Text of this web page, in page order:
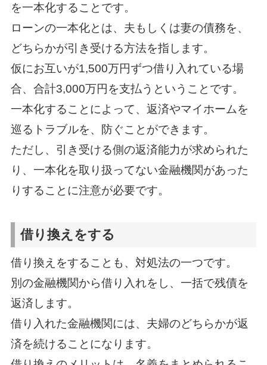
を一本化することです。
ローンの一本化とは、夫もしくは妻の債務を、
どちらかが引き受ける方法を指します。
仮にお互いが1,500万円ずつ借り入れている場
合、合計3,000万円を支払うということです。
一本化することによって、返済やマイホームを
巡るトラブルを、防ぐことができます。
ただし、引き受ける側の返済能力が求められた
り、一本化を取り扱ってない金融機関があった
りすることに注意が必要です。
借り換えをする
借り換えをすることも、対処法の一つです。
別の金融機関から借り入れをし、一括で残債を
返済します。
借り入れた金融機関には、夫婦のどちらかが返
済を続けることになります。